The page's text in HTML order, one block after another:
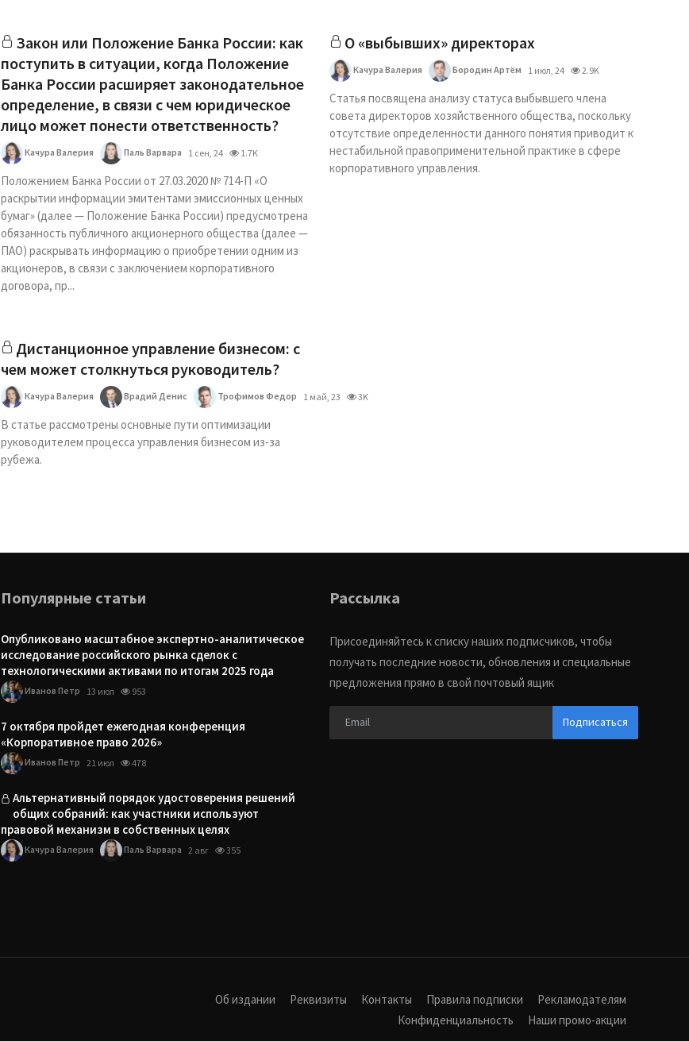
Закон или Положение Банка России: как
поступить в ситуации, когда Положение
Банка России расширяет законодательное
определение, в связи с чем юридическое
лицо может понести ответственность?
Качура Валерия Паль Варвара 1 сен, 24 1.7K
Положением Банка России от 27.03.2020 № 714-П «О
раскрытии информации эмитентами эмиссионных ценных
бумаг» (далее — Положение Банка России) предусмотрена
обязанность публичного акционерного общества (далее —
ПАО) раскрывать информацию о приобретении одним из
акционеров, в связи с заключением корпоративного
договора, пр...
О «выбывших» директорах
Качура Валерия Бородин Артём 1 июл, 24 2.9K
Статья посвящена анализу статуса выбывшего члена
совета директоров хозяйственного общества, поскольку
отсутствие определенности данного понятия приводит к
нестабильной правоприменительной практике в сфере
корпоративного управления.
Дистанционное управление бизнесом: с
чем может столкнуться руководитель?
Качура Валерия Врадий Денис Трофимов Федор 1 май, 23 3K
В статье рассмотрены основные пути оптимизации
руководителем процесса управления бизнесом из‑за
рубежа.
Популярные статьи
Опубликовано масштабное экспертно-аналитическое
исследование российского рынка сделок с
технологическими активами по итогам 2025 года
Иванов Петр 13 июл 953
7 октября пройдет ежегодная конференция
«Корпоративное право 2026»
Иванов Петр 21 июл 478
Альтернативный порядок удостоверения решений
общих собраний: как участники используют
правовой механизм в собственных целях
Качура Валерия Паль Варвара 2 авг 355
Рассылка
Присоединяйтесь к списку наших подписчиков, чтобы
получать последние новости, обновления и специальные
предложения прямо в свой почтовый ящик
Подписаться
Об издании Реквизиты Контакты Правила подписки
Рекламодателям
Конфиденциальность
Наши промо-акции